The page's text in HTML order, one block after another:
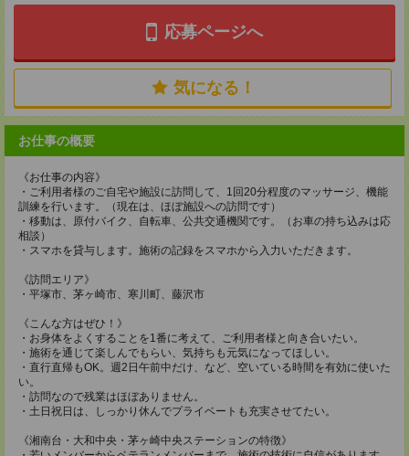
応募ページへ
気になる！
お仕事の概要
《お仕事の内容》
・ご利用者様のご自宅や施設に訪問して、1回20分程度のマッサージ、機能
訓練を行います。（現在は、ほぼ施設への訪問です）
・移動は、原付バイク、自転車、公共交通機関です。（お車の持ち込みは応
相談）
・スマホを貸与します。施術の記録をスマホから入力いただきます。
《訪問エリア》
・平塚市、茅ヶ崎市、寒川町、藤沢市
《こんな方はぜひ！》
・お身体をよくすることを1番に考えて、ご利用者様と向き合いたい。
・施術を通じて楽しんでもらい、気持ちも元気になってほしい。
・直行直帰もOK。週2日午前中だけ、など、空いている時間を有効に使いた
い。
・訪問なので残業はほぼありません。
・土日祝日は、しっかり休んでプライベートも充実させてたい。
《湘南台・大和中央・茅ヶ崎中央ステーションの特徴》